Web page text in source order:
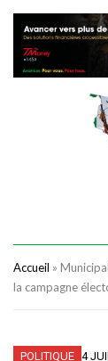
Accueil »
la campagne
POLITIQUE 4